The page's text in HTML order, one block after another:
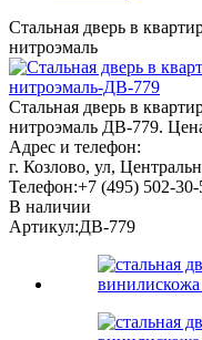
Стальная дверь в
нитроэмаль
Стальная дверь в
нитроэмаль ДВ-779.
Адрес и телефон:
г. Козлово, ул,
Телефон:+7 (495) 502-30-
В наличии
Артикул:ДВ-779